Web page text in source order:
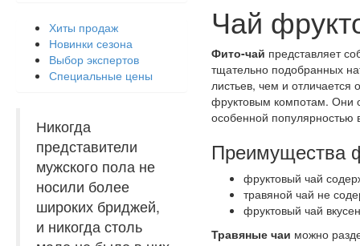
Хиты продаж
Новинки сезона
Выбор экспертов
Специальные цены
Никогда
представители
мужского пола не
носили более
широких бриджей,
и никогда столь
Чай
Фито-чай представляет
тщательно подобранных
листьев, чем и отличается
фруктовым компотам. Они
особенной популярностью
Преимущества
фруктовый чай
травяной чай не
фруктовый чай
Травяные чаи можно